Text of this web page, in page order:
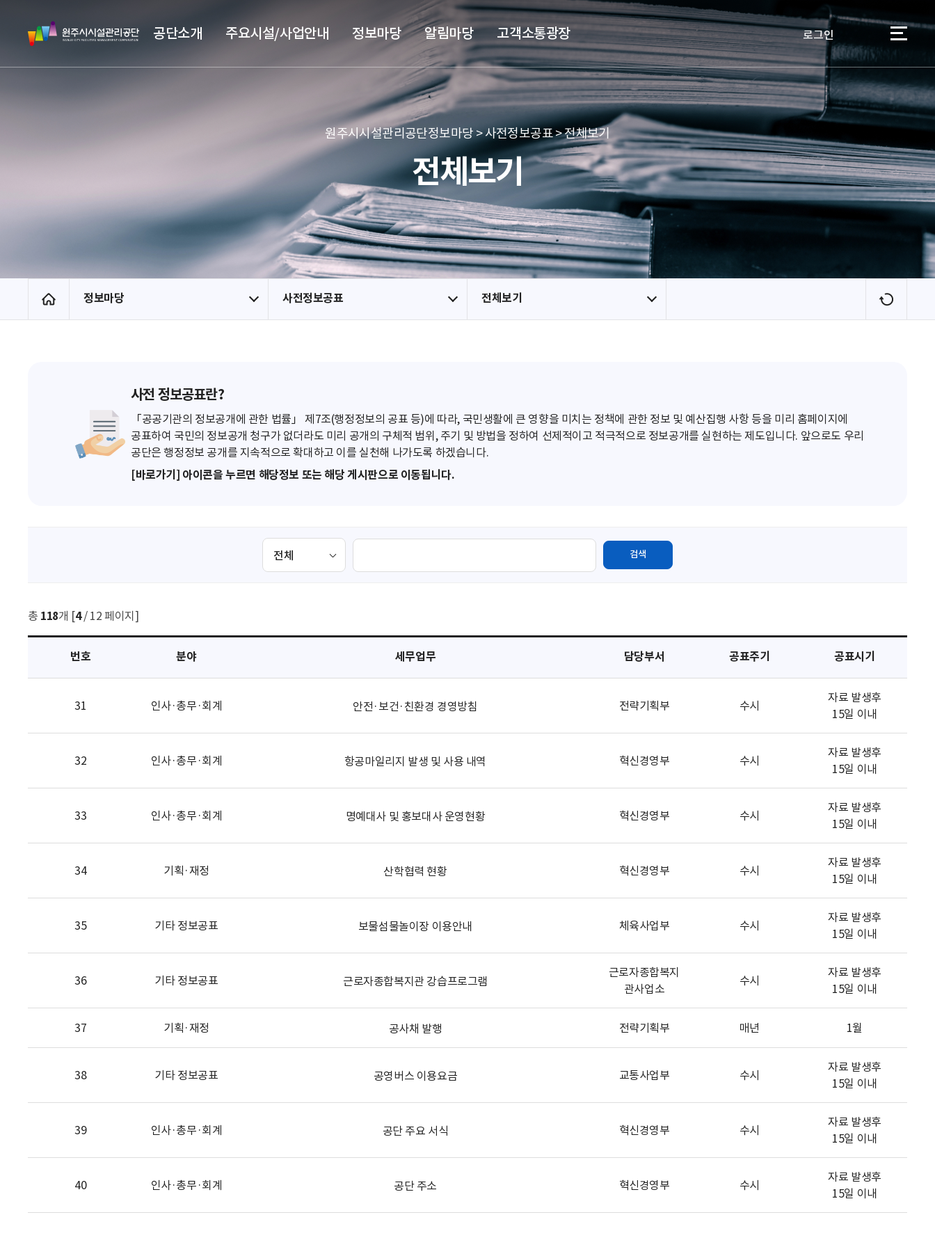
본문 바로가기
메뉴 바로가기
원
주
시
관
단
공단소개 주요시설/사업안내 정보마당 알림마당 고객소통광장 로그인 이용자
원주시시설관리공단정보마당 > 사전정보공표 > 전체보기
전체보기
홈 정보마당 사전정보공표 전체보기
새
로
사전 정보공표란?
「공공기관의 정보공개에 관한 법률」 제7조(행정정보의 공표 등)에 따라, 국민생활에 큰 영향을 미치는 정책에 관한 정보 및 예산집행 사항 등을 미리 홈페이지에
공표하여 국민의 정보공개 청구가 없더라도 미리 공개의 구체적 범위, 주기 및 방법을 정하여 선제적이고 적극적으로 정보공개를 실현하는 제도입니다. 앞으로도 우리
공단은 행정정보 공개를 지속적으로 확대하고 이를 실천해 나가도록 하겠습니다.
[바로가기] 아이콘을 누르면 해당정보 또는 해당 게시판으로 이동됩니다.
검
검색
총 118개 [4/ 12 페이지]
번호 분야 세무업무 담당부서 공표주기 공표시기
31 인사·총무·회계 안전·보건·친환경 경영방침 전략기획부 수시
자료 발생후
15일 이내
32 인사·총무·회계 항공마일리지 발생 및 사용 내역 혁신경영부 수시
자료 발생후
15일 이내
33 인사·총무·회계 명예대사 및 홍보대사 운영현황 혁신경영부 수시
자료 발생후
15일 이내
34 기획·재정 산학협력 현황 혁신경영부 수시
자료 발생후
15일 이내
35 기타 정보공표 보물섬물놀이장 이용안내 체육사업부 수시
자료 발생후
15일 이내
36 기타 정보공표 근로자종합복지관 강습프로그램
근로자종합복지
관사업소
수시
자료 발생후
15일 이내
37 기획·재정 공사채 발행 전략기획부 매년 1월
38 기타 정보공표 공영버스 이용요금 교통사업부 수시
자료 발생후
15일 이내
39 인사·총무·회계 공단 주요 서식 혁신경영부 수시
자료 발생후
15일 이내
40 인사·총무·회계 공단 주소 혁신경영부 수시
자료 발생후
15일 이내